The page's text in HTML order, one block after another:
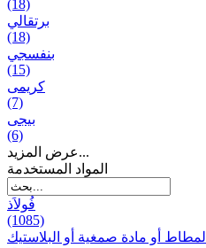
(18)
برتقالي
(18)
بنفسجي
(15)
کریمی
(7)
بيجی
(6)
عرض المزيد...
المواد المستخدمة
فُولاَذ
(1085)
المطاط أو مادة صمغية أو البلاستيك